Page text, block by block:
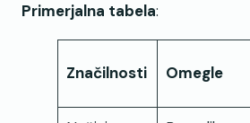
Primerjalna tabela:
Značilnosti Omegle